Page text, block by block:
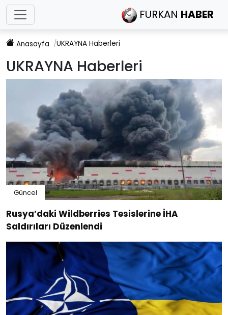
FURKAN HABER
Anasayfa UKRAYNA Haberleri
UKRAYNA Haberleri
Güncel
Rusya’daki Wildberries Tesislerine İHA
Saldırıları Düzenlendi